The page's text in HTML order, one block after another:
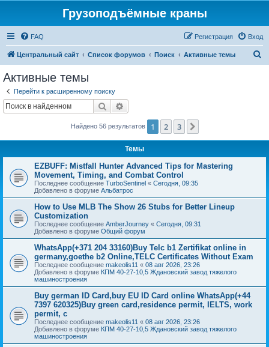
Грузоподъёмные краны
FAQ Вход
Регистрация
Центральный сайт Список форумов Поиск Активные темы
Активные темы
Перейти к расширенному поиску
Поиск
Найдено 56 результатов 1 2 3
Темы
EZBUFF: Mistfall Hunter Advanced Tips for Mastering
Movement, Timing, and Combat Control
Последнее сообщение TurboSentinel « Сегодня, 09:35
Добавлено в форуме Альбатрос
How to Use MLB The Show 26 Stubs for Better Lineup
Customization
Последнее сообщение AmberJourney « Сегодня, 09:31
Добавлено в форуме Общий форум
WhatsApp(+371 204 33160)Buy Telc b1 Zertifikat online in
germany,goethe b2 Online,TELC Certificates Without Exam
Последнее сообщение makeolis11 « 08 авг 2026, 23:26
Добавлено в форуме КПМ 40-27-10,5 Ждановский завод тяжелого
машиностроения
Buy german ID Card,buy EU ID Card online WhatsApp(+44
7397 620325)Buy green card,residence permit, IELTS, work
permit, c
Последнее сообщение makeolis11 « 08 авг 2026, 23:26
Добавлено в форуме КПМ 40-27-10,5 Ждановский завод тяжелого
машиностроения